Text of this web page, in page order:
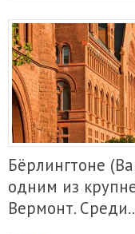
Бёрлингтоне
одним из
Вермонт.